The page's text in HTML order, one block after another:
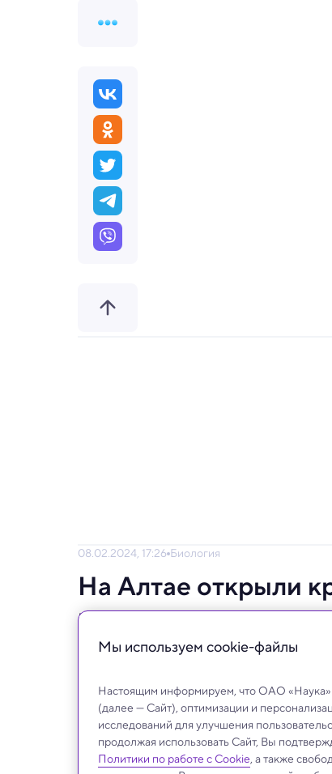
08.02.2024, 17:26 Биология
На Алтае открыли
популяцию
Замечательное во всех отношениях
Мы используем сookie-файлы
Настоящим информируем, что ОАО «Наука»
(далее — Сайт), оптимизации и
исследований для улучшения
продолжая использовать Сайт, Вы
Политики по работе с Cookie, а также